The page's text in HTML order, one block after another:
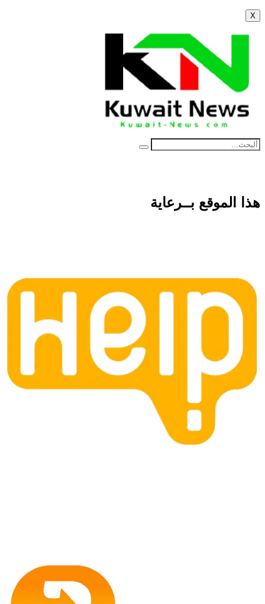
X
NE
News Elementor
هذا الموقع بــرعاية